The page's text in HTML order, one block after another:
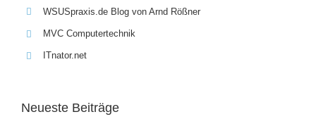
WSUSpraxis.de Blog von Arnd Rößner
MVC Computertechnik
ITnator.net
Neueste Beiträge